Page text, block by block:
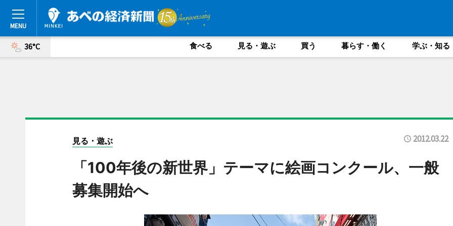
36°C 食べる 見る・遊ぶ 買う 暮らす・働く 学ぶ・知る
見る・遊ぶ 2012.03.22
「100年後の新世界」テーマに絵画コンクール、一般
募集開始へ